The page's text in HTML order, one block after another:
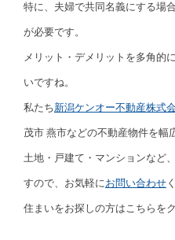
特に、夫婦で共同名義にする場
が必要です。
メリット・デメリットを多角的
いですね。
私たち新潟ケンオー不動産株式
茂市 燕市などの不動産物件を幅
土地・戸建て・マンションなど
すので、お気軽にお問い合わせ
住まいをお探しの方はこちらを